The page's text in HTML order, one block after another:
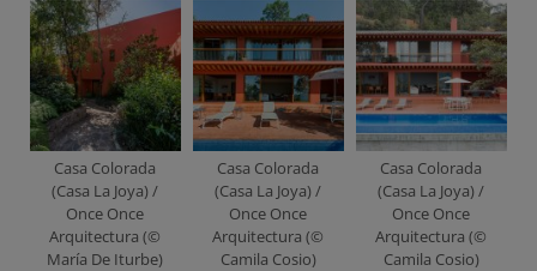
Casa Colorada
(Casa La Joya) /
Once Once
Arquitectura (©
María De Iturbe)
Casa Colorada
(Casa La Joya) /
Once Once
Arquitectura (©
Camila Cosio)
Casa Colorada
(Casa La Joya) /
Once Once
Arquitectura (©
Camila Cosio)